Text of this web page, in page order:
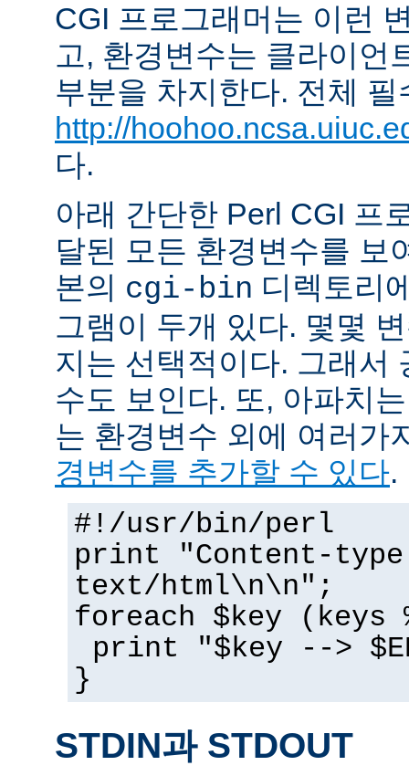
CGI 프로그래머는 이런
고, 환경변수는 클라이언
부분을 차지한다. 전체
http://
다.
아래 간단한 Perl CGI 프
달된 모든 환경변수를 보
본의 cgi-bin 디렉토리
그램이 두개 있다. 몇몇
지는 선택적이다. 그래서
수도 보인다. 또, 아파치
는 환경변수 외에 여러가
경변수를 추가할 수 있다.
#!/usr/bin/perl
print "Content-
text/html\n\n";
foreach $key (keys
print "$key -->
}
STDIN과 STDOUT